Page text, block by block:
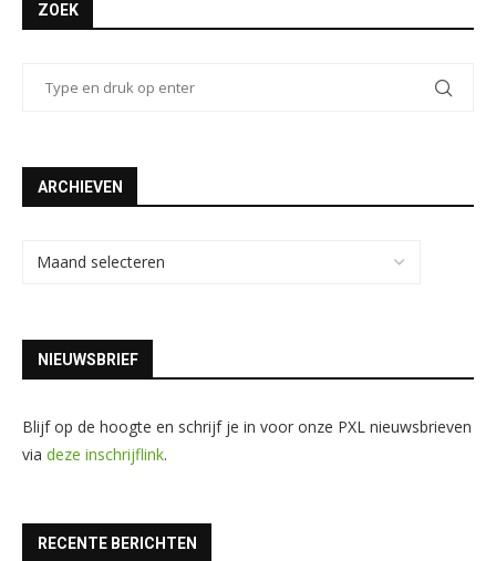
ZOEK
ARCHIEVEN
NIEUWSBRIEF
Blijf op de hoogte en schrijf je in voor onze PXL nieuwsbrieven
via deze inschrijflink.
RECENTE BERICHTEN